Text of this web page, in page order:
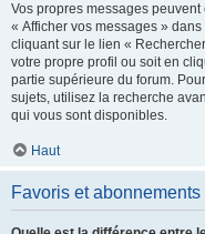
Vos propres messages
« Afficher vos messages »
cliquant sur le lien «
votre propre profil ou soit en
partie supérieure du forum.
sujets, utilisez la recherche
qui vous sont disponibles.
Haut
Favoris et abonnements